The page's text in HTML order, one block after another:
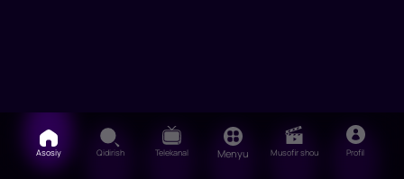
Asosiy Qidirish Telekanal Menyu Musofir shou Profil